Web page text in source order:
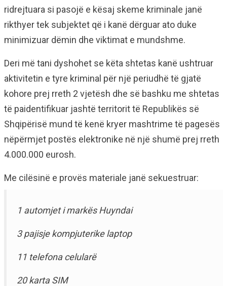
ridrejtuara si pasojë e kësaj skeme kriminale janë
rikthyer tek subjektet që i kanë dërguar ato duke
minimizuar dëmin dhe viktimat e mundshme.
Deri më tani dyshohet se këta shtetas kanë ushtruar
aktivitetin e tyre kriminal për një periudhë të gjatë
kohore prej rreth 2 vjetësh dhe së bashku me shtetas
të paidentifikuar jashtë territorit të Republikës së
Shqipërisë mund të kenë kryer mashtrime të pagesës
nëpërmjet postës elektronike në një shumë prej rreth
4.000.000 eurosh.
Me cilësinë e provës materiale janë sekuestruar:
1 automjet i markës Huyndai
3 pajisje kompjuterike laptop
11 telefona celularë
20 karta SIM